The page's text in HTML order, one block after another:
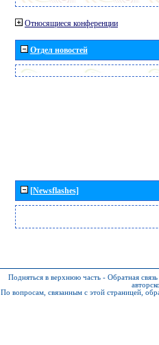
Относящиеся конференции
Отдел новостей
[Newsflashes]
Подняться в верхнюю часть - Обратная связь
По вопросам, связанным с этой страницей,